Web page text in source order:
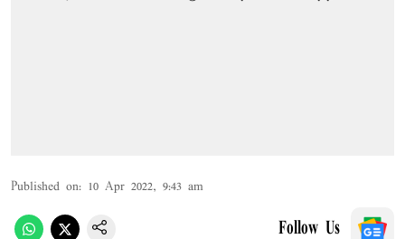
Published on: 10 Apr 2022, 9:43 am
Follow Us